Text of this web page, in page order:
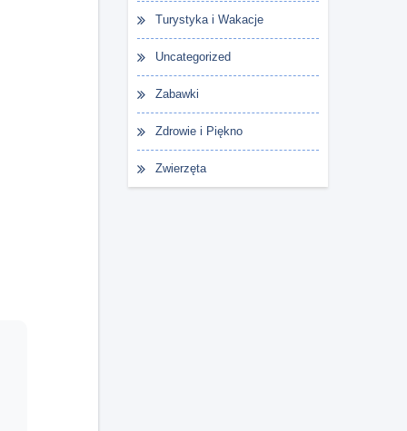
Turystyka i Wakacje
Uncategorized
Zabawki
Zdrowie i Piękno
Zwierzęta